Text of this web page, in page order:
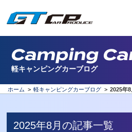
Camping
軽キャンピングカーブログ
ホーム > 軽キャンピングカーブログ > 2025年
2025年8月の記事一覧